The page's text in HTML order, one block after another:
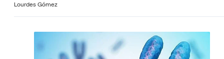
Lourdes Gómez